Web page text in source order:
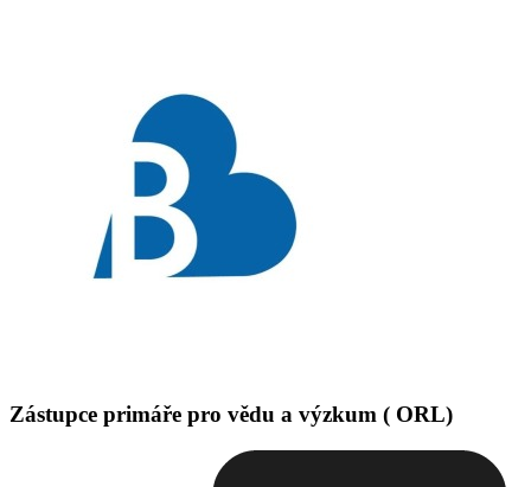
Zástupce primáře pro vědu a výzkum ( ORL)